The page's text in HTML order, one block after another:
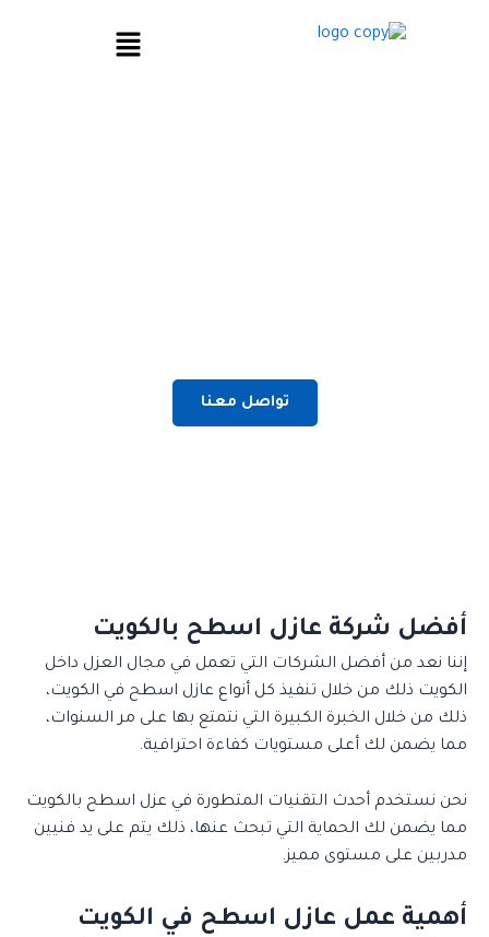
القائمة
تواصل معنا
أفضل شركة عازل اسطح بالكويت
إننا نعد من أفضل الشركات التي تعمل في مجال العزل داخل
الكويت ذلك من خلال تنفيذ كل أنواع عازل اسطح في الكويت،
ذلك من خلال الخبرة الكبيرة التي نتمتع بها على مر السنوات،
مما يضمن لك أعلى مستويات كفاءة احترافية.
نحن نستخدم أحدث التقنيات المتطورة في عزل اسطح بالكويت
مما يضمن لك الحماية التي تبحث عنها، ذلك يتم على يد فنيين
مدربين على مستوى مميز.
أهمية عمل عازل اسطح في الكويت